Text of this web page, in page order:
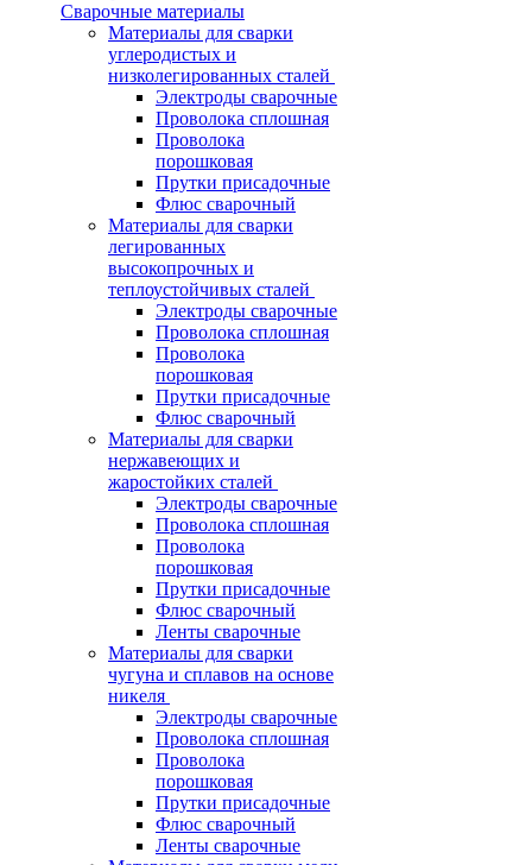
Сварочные материалы
Материалы для сварки
углеродистых и
низколегированных сталей
Электроды сварочные
Проволока сплошная
Проволока
порошковая
Прутки присадочные
Флюс сварочный
Материалы для сварки
легированных
высокопрочных и
теплоустойчивых сталей
Электроды сварочные
Проволока сплошная
Проволока
порошковая
Прутки присадочные
Флюс сварочный
Материалы для сварки
нержавеющих и
жаростойких сталей
Электроды сварочные
Проволока сплошная
Проволока
порошковая
Прутки присадочные
Флюс сварочный
Ленты сварочные
Материалы для сварки
чугуна и сплавов на основе
никеля
Электроды сварочные
Проволока сплошная
Проволока
порошковая
Прутки присадочные
Флюс сварочный
Ленты сварочные